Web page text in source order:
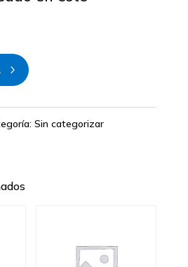
Sin categorizar